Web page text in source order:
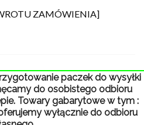
paczek do wysyłki
do osobistego odbioru
Towary gabarytowe w tym :
wyłącznie do odbioru
ZAMÓWIENIA]
stworzony od PrestaShop™